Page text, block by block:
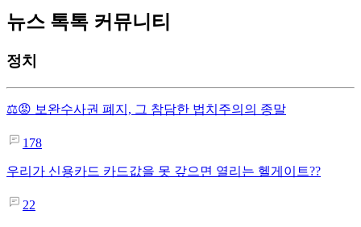
뉴스 톡톡 커뮤니티
정치
⚖️😡 보완수사권 폐지, 그 참담한 법치주의의 종말
178
우리가 신용카드 카드값을 못 갚으면 열리는 헬게이트??
22